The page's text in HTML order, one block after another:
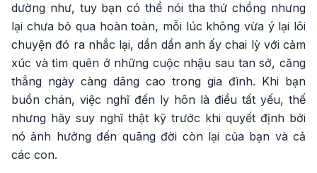
dường như, tuy bạn có thể nói tha thứ chồng nhưng
lại chưa bỏ qua hoàn toàn, mỗi lúc không vừa ý lại lôi
chuyện đó ra nhắc lại, dần dần anh ấy chai lỳ với cảm
xúc và tìm quên ở những cuộc nhậu sau tan sở, căng
thẳng ngày càng dâng cao trong gia đình. Khi bạn
buồn chán, việc nghĩ đến ly hôn là điều tất yếu, thế
nhưng hãy suy nghĩ thật kỹ trước khi quyết định bởi
nó ảnh hưởng đến quãng đời còn lại của bạn và cả
các con.